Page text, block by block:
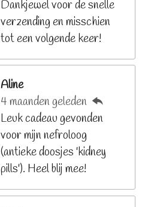
Dankjewel voor de snelle
verzending en misschien
tot een volgende keer!
Aline
4 maanden geleden
Leuk cadeau gevonden
voor mijn nefroloog
(antieke doosjes 'kidney
pills'). Heel blij mee!